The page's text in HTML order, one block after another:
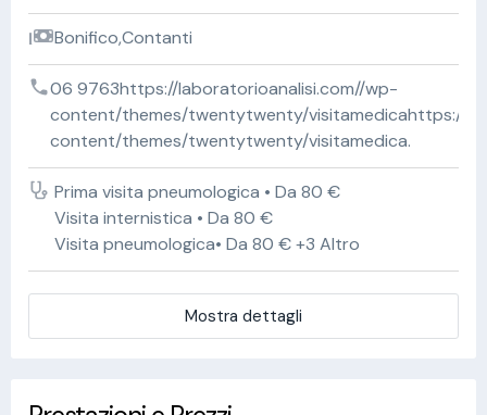
Bonifico,Contanti
06 9763https://laboratorioanalisi.com//wp-
content/themes/twentytwenty/visitamedicahttps://
content/themes/twentytwenty/visitamedica.
Prima visita pneumologica • Da 80 €
Visita internistica • Da 80 €
Visita pneumologica• Da 80 € +3 Altro
Mostra dettagli